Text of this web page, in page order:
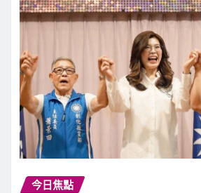
今日焦點